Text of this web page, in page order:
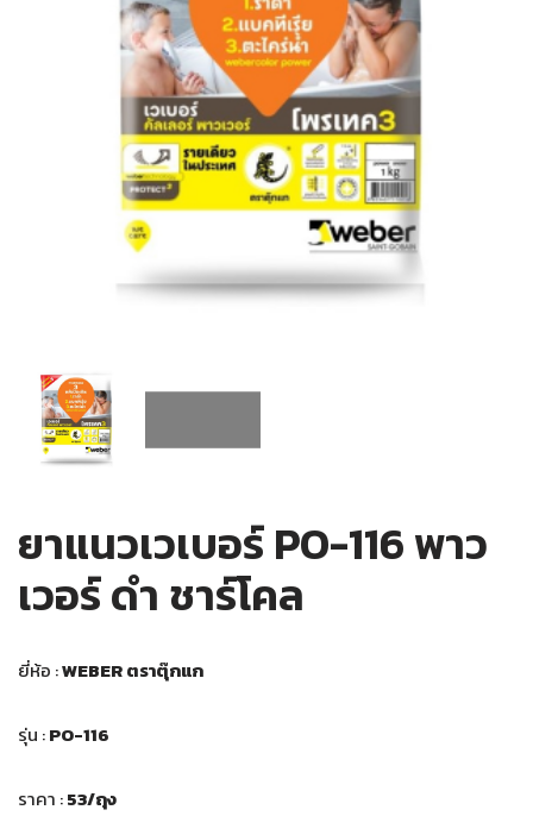
ยาแนวเวเบอร์ PO-116 พาว
เวอร์ ดำ ชาร์โคล
ยี่ห้อ :WEBER ตราตุ๊กแก
รุ่น :PO-116
ราคา :53/ถุง